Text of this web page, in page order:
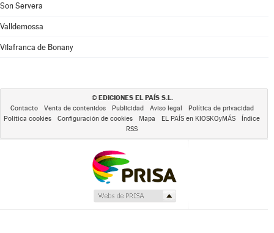
Son Servera
Valldemossa
Vilafranca de Bonany
© EDICIONES EL PAÍS S.L.
Contacto Venta de contenidos Publicidad Aviso legal
Política de privacidad
Política cookies
Configuración de cookies Mapa EL PAÍS en KIOSKOyMÁS
Índice
RSS